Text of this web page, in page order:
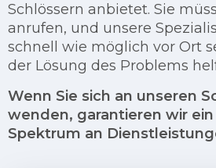
Schlössern anbietet. Sie
anrufen, und unsere
schnell wie möglich vor Ort
der Lösung des Problems
Wenn Sie sich an unseren
wenden, garantieren wir
Spektrum an